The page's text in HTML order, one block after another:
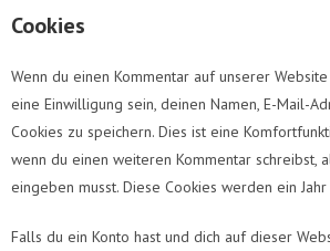
Cookies
Wenn du einen Kommentar auf unserer
eine Einwilligung sein, deinen Namen, E-Mail-
Cookies zu speichern. Dies ist eine
wenn du einen weiteren Kommentar schreibst,
eingeben musst. Diese Cookies werden ein
Falls du ein Konto hast und dich auf dieser